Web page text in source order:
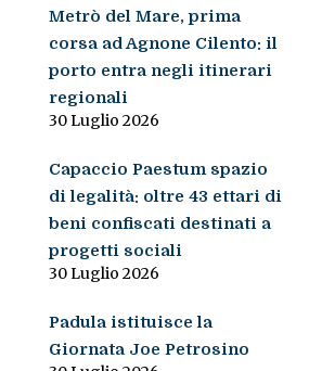
Metrò del Mare, prima
corsa ad Agnone Cilento: il
porto entra negli itinerari
regionali
30 Luglio 2026
Capaccio Paestum spazio
di legalità: oltre 43 ettari di
beni confiscati destinati a
progetti sociali
30 Luglio 2026
Padula istituisce la
Giornata Joe Petrosino